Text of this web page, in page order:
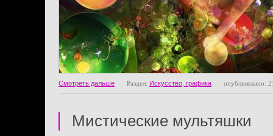
Смотреть дальше Раздел: Искусство, графика опубликовано:
Мистические мультяшки